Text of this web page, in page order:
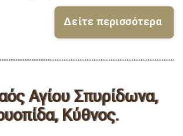
Αγίου Σπυρίδωνα,
Κύθνος.